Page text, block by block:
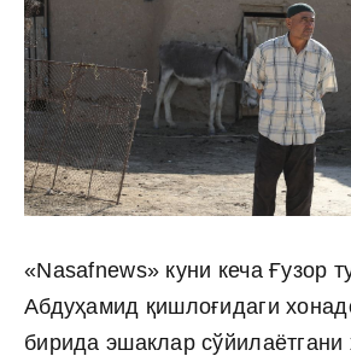
«Nasafnews» куни кеча Ғузор
Абдуҳамид қишлоғидаги
бирида эшаклар сўйилаётгани